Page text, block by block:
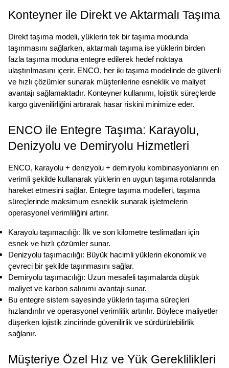
Konteyner ile Direkt ve Aktarmalı Taşıma
Direkt taşıma modeli, yüklerin tek bir taşıma modunda
taşınmasını sağlarken, aktarmalı taşıma ise yüklerin birden
fazla taşıma moduna entegre edilerek hedef noktaya
ulaştırılmasını içerir. ENCO, her iki taşıma modelinde de güvenli
ve hızlı çözümler sunarak müşterilerine esneklik ve maliyet
avantajı sağlamaktadır. Konteyner kullanımı, lojistik süreçlerde
kargo güvenilirliğini artırarak hasar riskini minimize eder.
ENCO ile Entegre Taşıma: Karayolu,
Denizyolu ve Demiryolu Hizmetleri
ENCO, karayolu + denizyolu + demiryolu kombinasyonlarını en
verimli şekilde kullanarak yüklerin en uygun taşıma rotalarında
hareket etmesini sağlar. Entegre taşıma modelleri, taşıma
süreçlerinde maksimum esneklik sunarak işletmelerin
operasyonel verimliliğini artırır.
Karayolu taşımacılığı: İlk ve son kilometre teslimatları için
esnek ve hızlı çözümler sunar.
Denizyolu taşımacılığı: Büyük hacimli yüklerin ekonomik ve
çevreci bir şekilde taşınmasını sağlar.
Demiryolu taşımacılığı: Uzun mesafeli taşımalarda düşük
maliyet ve karbon salınımı avantajı sunar.
Bu entegre sistem sayesinde yüklerin taşıma süreçleri
hızlandırılır ve operasyonel verimlilik artırılır. Böylece maliyetler
düşerken lojistik zincirinde güvenilirlik ve sürdürülebilirlik
sağlanır.
Müşteriye Özel Hız ve Yük Gereklilikleri